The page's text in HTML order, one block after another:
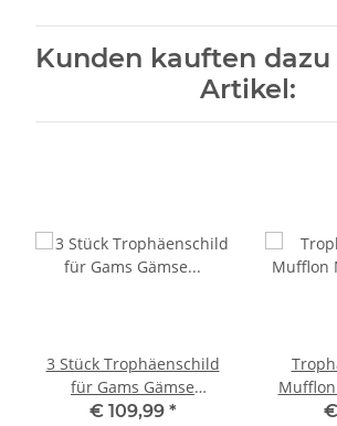
Kunden kauften
Artikel:
3 Stück Trophäenschild
für Gams Gämse
geschnitzt AH 18cm
€ 109,99 *